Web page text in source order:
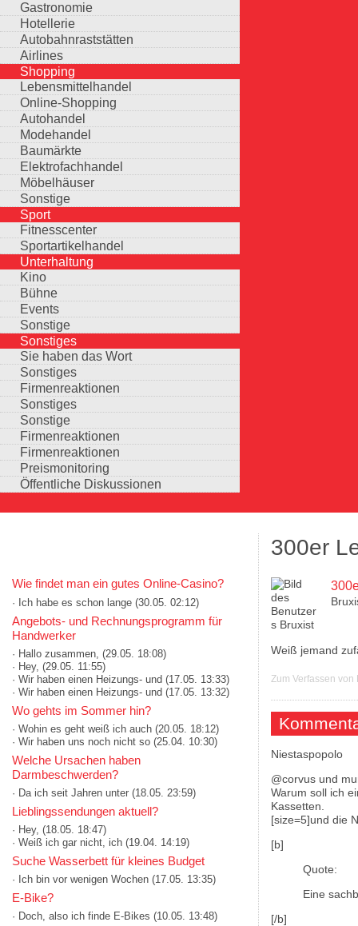
Gastronomie
Hotellerie
Autobahnraststätten
Airlines
Shopping
Lebensmittelhandel
Online-Shopping
Autohandel
Modehandel
Baumärkte
Elektrofachhandel
Möbelhäuser
Sonstige
Sport
Fitnesscenter
Sportartikelhandel
Unterhaltung
Kino
Bühne
Events
Sonstige
Sonstiges
Sie haben das Wort
Sonstiges
Firmenreaktionen
Sonstiges
Sonstige
Firmenreaktionen
Firmenreaktionen
Preismonitoring
Öffentliche Diskussionen
Wie findet man ein gutes Online-Casino?
· Ich habe es schon lange (30.05. 02:12)
Angebots- und Rechnungsprogramm für
Handwerker
· Hallo zusammen, (29.05. 18:08)
· Hey, (29.05. 11:55)
· Wir haben einen Heizungs- und (17.05. 13:33)
· Wir haben einen Heizungs- und (17.05. 13:32)
Wo gehts im Sommer hin?
· Wohin es geht weiß ich auch (20.05. 18:12)
· Wir haben uns noch nicht so (25.04. 10:30)
Welche Ursachen haben
Darmbeschwerden?
· Da ich seit Jahren unter (18.05. 23:59)
Lieblingssendungen aktuell?
· Hey, (18.05. 18:47)
· Weiß ich gar nicht, ich (19.04. 14:19)
Suche Wasserbett für kleines Budget
· Ich bin vor wenigen Wochen (17.05. 13:35)
E-Bike?
· Doch, also ich finde E-Bikes (10.05. 13:48)
300er
Weiß jemand
Zum Verfassen
Niestaspopolo
@corvus und
Warum soll ich
Kassetten.
[size=5]und die
[b]
Quote:
Eine
[/b]
Auswahlmöglichkeiten